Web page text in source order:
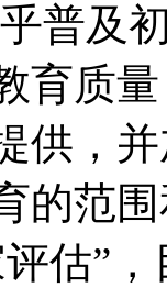
普及
育质
供，
的范
估”